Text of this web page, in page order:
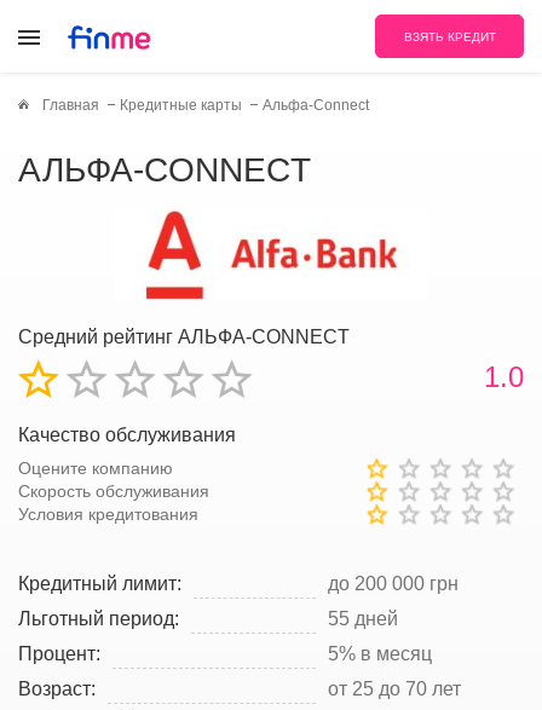
ВЗЯТЬ КРЕДИТ
Главная Кредитные карты Альфа-Connect
АЛЬФА-CONNECT
Средний рейтинг АЛЬФА-CONNECT
1.0
Качество обслуживания
Оцените компанию
Скорость обслуживания
Условия кредитования
Кредитный лимит:
до 200 000 грн
Льготный период:
55 дней
Процент:
5% в месяц
Возраст:
от 25 до 70 лет